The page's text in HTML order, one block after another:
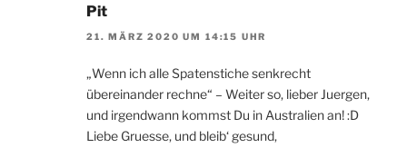
Pit
21. MÄRZ 2020 UM 14:15 UHR
„Wenn ich alle Spatenstiche senkrecht
übereinander rechne“ – Weiter so, lieber Juergen,
und irgendwann kommst Du in Australien an! :D
Liebe Gruesse, und bleib‘ gesund,